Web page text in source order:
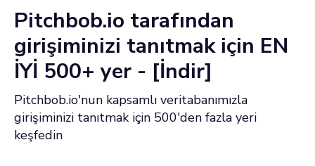
Pitchbob.io tarafından
girişiminizi tanıtmak için EN
İYİ 500+ yer - [İndir]
Pitchbob.io'nun kapsamlı veritabanımızla
girişiminizi tanıtmak için 500'den fazla yeri
keşfedin